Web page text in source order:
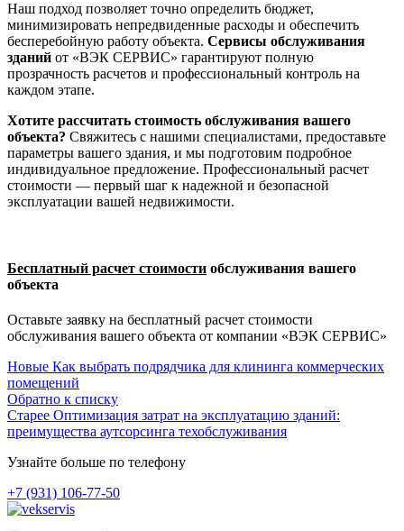
Наш подход позволяет точно определить бюджет,
минимизировать непредвиденные расходы и обеспечить
бесперебойную работу объекта. Сервисы обслуживания
зданий от «ВЭК СЕРВИС» гарантируют полную
прозрачность расчетов и профессиональный контроль на
каждом этапе.
Хотите рассчитать стоимость обслуживания вашего
объекта? Свяжитесь с нашими специалистами, предоставьте
параметры вашего здания, и мы подготовим подробное
индивидуальное предложение. Профессиональный расчет
стоимости — первый шаг к надежной и безопасной
эксплуатации вашей недвижимости.
Бесплатный расчет стоимости обслуживания вашего
объекта
Оставьте заявку на бесплатный расчет стоимости
обслуживания вашего объекта от компании «ВЭК СЕРВИС»
Новые Как выбрать подрядчика для клининга коммерческих
помещений
Обратно к списку
Старее Оптимизация затрат на эксплуатацию зданий:
преимущества аутсорсинга техобслуживания
Узнайте больше по телефону
+7 (931) 106-77-50